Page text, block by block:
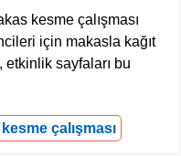
kesme çalışması
için makasla kağıt
etkinlik sayfaları bu
çalışması